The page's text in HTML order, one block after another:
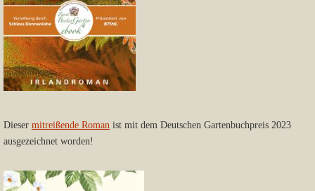
Dieser mitreißende Roman ist mit dem Deutschen Gartenbuchpreis 2023
ausgezeichnet worden!